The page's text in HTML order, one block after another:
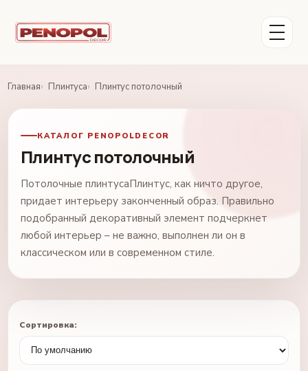
Главная Плинтуса Плинтус потолочный
КАТАЛОГ PENOPOLDECOR
Плинтус потолочный
Потолочные плинтусаПлинтус, как ничто другое,
придает интерьеру законченный образ. Правильно
подобранный декоративный элемент подчеркнет
любой интерьер – не важно, выполнен ли он в
классическом или в современном стиле.
Сортировка: